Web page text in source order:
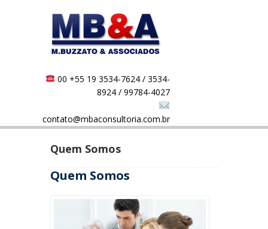
00 +55 19 3534-7624 / 3534-
8924 / 99784-4027
contato@mbaconsultoria.com.br
Quem Somos
Quem Somos